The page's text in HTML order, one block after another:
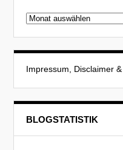
Beitragsarchiv
Impressum, Disclaimer
BLOGSTATISTIK